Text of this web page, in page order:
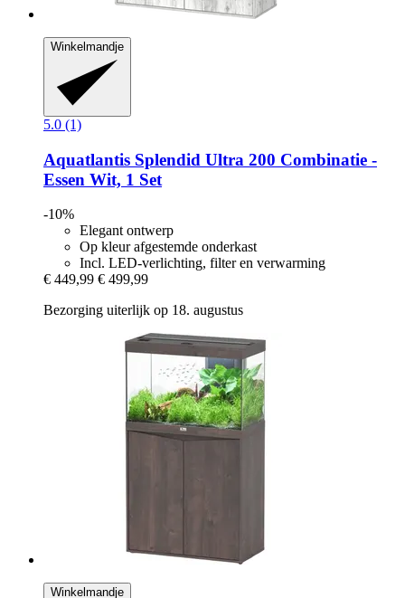
Winkelmandje
5.0 (1)
Aquatlantis Splendid Ultra 200 Combinatie -​
Essen Wit, 1 Set
-10%
Elegant ontwerp
Op kleur afgestemde onderkast
Incl. LED-verlichting, filter en verwarming
€ 449,99 € 499,99
Bezorging uiterlijk op 18. augustus
Winkelmandje